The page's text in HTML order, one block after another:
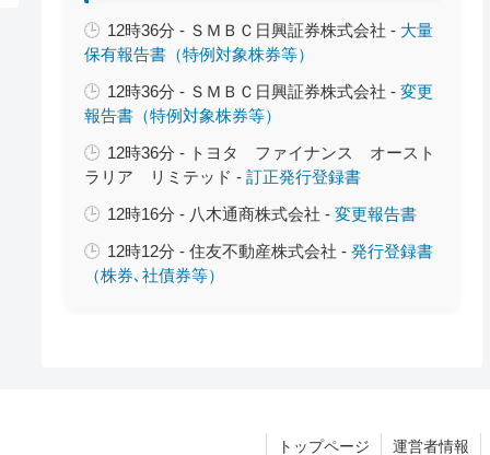
12時36分 - ＳＭＢＣ日興証券株式会社 - 大量
保有報告書（特例対象株券等）
12時36分 - ＳＭＢＣ日興証券株式会社 -変更
報告書（特例対象株券等）
12時36分 - トヨタ ファイナンス オースト
ラリア リミテッド -訂正発行登録書
12時16分 - 八木通商株式会社 -変更報告書
12時12分 - 住友不動産株式会社 -発行登録書
（株券､社債券等）
トップページ 運営者情報